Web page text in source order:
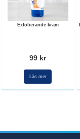
Exfolierande kräm
99 kr
Läs mer